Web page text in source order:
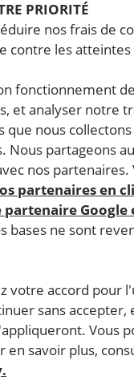
et la
lui sont
région: à vous
PRIORITÉ
nos frais de
contre les
fonctionnement
et analyser notre
que nous
Nous partageons
nos partenaires.
partenaires en
Google
bases ne sont
votre accord pour
sans accepter,
Vous
savoir plus,